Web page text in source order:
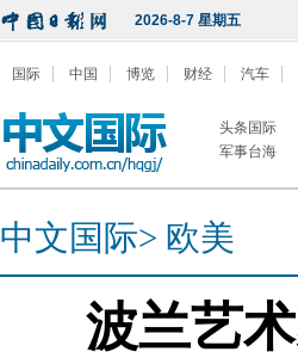
2026-8-7 星期五
国际 中国 博览 财经 汽车
头条国际
军事台海
中文国际> 欧美
波兰艺